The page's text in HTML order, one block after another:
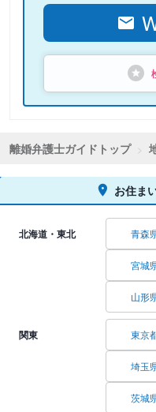
離婚弁護士ガイドトップ
お住ま
北海道・東北 青森
宮城
山形
関東 東京
埼玉
茨城